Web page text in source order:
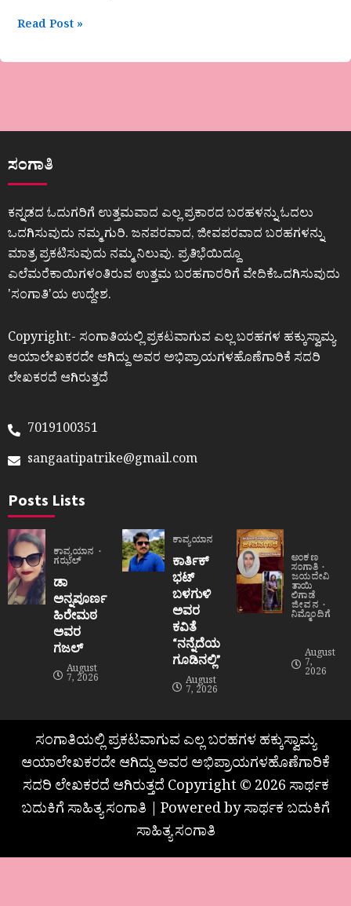
Read Post »
ಸಂಗಾತಿ
ಕನ್ನಡದ ಓದುಗರಿಗೆ ಉತ್ತಮವಾದ ಎಲ್ಲ ಪ್ರಕಾರದ ಬರಹಳನ್ನು ಓದಲು
ಒದಗಿಸುವುದು ನಮ್ಮ ಗುರಿ. ಜನಪರವಾದ, ಜೀವಪರವಾದ ಬರಹಗಳನ್ನು
ಮಾತ್ರ ಪ್ರಕಟಿಸುವುದು ನಮ್ಮ ನಿಲುವು. ಪ್ರತಿಭೆಯಿದ್ದೂ
ಎಲೆಮರೆಕಾಯಿಗಳಂತಿರುವ ಉತ್ತಮ ಬರಹಗಾರರಿಗೆ ವೇದಿಕೆಒದಗಿಸುವುದು
ʼಸಂಗಾತಿʼಯ ಉದ್ದೇಶ.
Copyright:- ಸಂಗಾತಿಯಲ್ಲಿ ಪ್ರಕಟವಾಗುವ ಎಲ್ಲ ಬರಹಗಳ ಹಕ್ಕುಸ್ವಾಮ್ಯ
ಆಯಾಲೇಖಕರದೇ ಆಗಿದ್ದು ಅವರ ಅಭಿಪ್ರಾಯಗಳಹೊಣೆಗಾರಿಕೆ ಸದರಿ
ಲೇಖಕರದೆ ಆಗಿರುತ್ತದೆ
7019100351
sangaatipatrike@gmail.com
Posts Lists
ಕಾವ್ಯಯಾನ
ಗಝಲ್
ಡಾ
ಅನ್ನಪೂರ್ಣ
ಹಿರೇಮಠ
ಅವರ
ಗಜಲ್
August
7, 2026
ಕಾವ್ಯಯಾನ
ಕಾರ್ತಿಕ್
ಭಟ್
ಬಳಗುಳಿ
ಅವರ
ಕವಿತೆ
“ನನ್ನೆದೆಯ
ಗೂಡಿನಲ್ಲಿ”
August
7, 2026
ಅಂಕಣ
ಸಂಗಾತಿ
ಜಯದೇವಿ
ತಾಯಿ
ಲಿಗಾಡೆ
ಜೀವನ
ನಿಮ್ಮೊಂದಿಗೆ
August
7,
2026
ಸಂಗಾತಿಯಲ್ಲಿ ಪ್ರಕಟವಾಗುವ ಎಲ್ಲ ಬರಹಗಳ ಹಕ್ಕುಸ್ವಾಮ್ಯ
ಆಯಾಲೇಖಕರದೇ ಆಗಿದ್ದು ಅವರ ಅಭಿಪ್ರಾಯಗಳಹೊಣೆಗಾರಿಕೆ
ಸದರಿ ಲೇಖಕರದೆ ಆಗಿರುತ್ತದೆ Copyright © 2026 ಸಾರ್ಥಕ
ಬದುಕಿಗೆ ಸಾಹಿತ್ಯ ಸಂಗಾತಿ | Powered by ಸಾರ್ಥಕ ಬದುಕಿಗೆ
ಸಾಹಿತ್ಯ ಸಂಗಾತಿ